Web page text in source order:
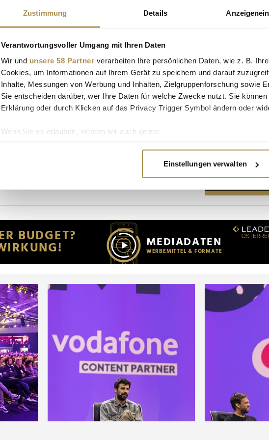
Zustimmung Details
Verantwortungsvoller Umgang mit Ihren Daten
Wir und unsere 58 Partner verarbeiten Ihre persönlichen Daten, wie z. B.
Cookies, um Informationen auf Ihrem Gerät zu speichern und darauf
Inhalte, Messungen von Werbung und Inhalten, Zielgruppenforschung sowie
Sie entscheiden darüber, wer Ihre Daten für welche Zwecke nutzt. Sie
Erklärung oder durch Klicken auf das Privacy Trigger Symbol ändern oder
Wenn Sie es erlauben, würden wir auch gerne:
Erfahren Sie mehr darüber, wie Ihre persönlichen Daten verarbeitet werden,
Wir verwenden Cookies, um Inhalte und Anzeigen zu personalisieren,
Website an unsere Partner für soziale Medien, Werbung und Analysen weiter.
möglicherweise mit weiteren Daten zusammen, die Sie ihnen bereitgestellt
der Dienste gesammelt haben.
Einstellungen verwalten
Advertisement